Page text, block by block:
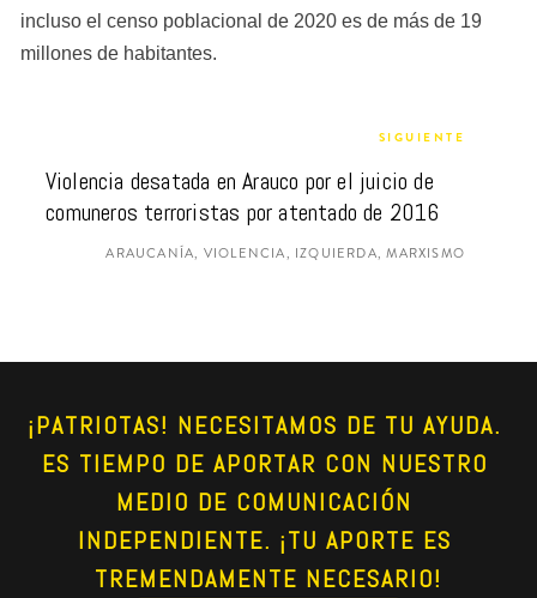
incluso el censo poblacional de 2020 es de más de 19
millones de habitantes.
SIGUIENTE
Violencia desatada en Arauco por el juicio de
comuneros terroristas por atentado de 2016
ARAUCANÍA, VIOLENCIA, IZQUIERDA, MARXISMO
¡PATRIOTAS! NECESITAMOS DE TU AYUDA.
ES TIEMPO DE APORTAR CON NUESTRO
MEDIO DE COMUNICACIÓN
INDEPENDIENTE. ¡TU APORTE ES
TREMENDAMENTE NECESARIO!